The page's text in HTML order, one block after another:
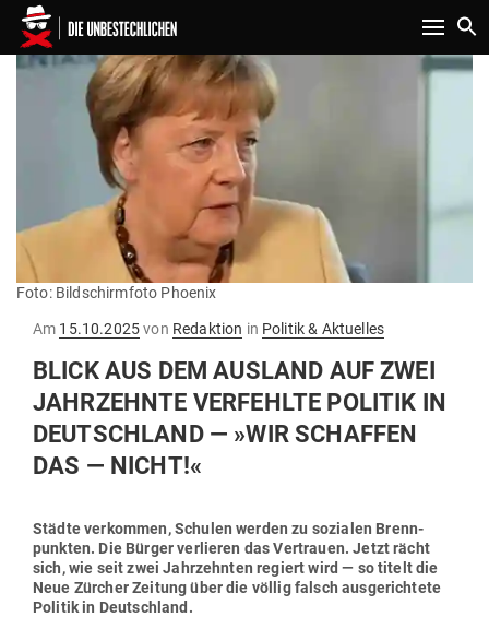
Toggle
Foto: Bildschirmfoto Phoenix
Am Gepostet
15.10.2025von Redaktion in Politik & Aktuelles
BLICK AUS DEM AUSLAND AUF ZWEI
JAHR­ZEHNTE VER­FEHLTE POLITIK IN
DEUTSCHLAND — »WIR SCHAFFEN
DAS — NICHT!«
Städte ver­kommen, Schulen werden zu sozialen Brenn­
punkten. Die Bürger ver­lieren das Ver­trauen. Jetzt rächt
sich, wie seit zwei Jahr­zehnten regiert wird — so titelt die
Neue Zürcher Zeitung über die völlig falsch aus­ge­richtete
Politik in Deutschland.